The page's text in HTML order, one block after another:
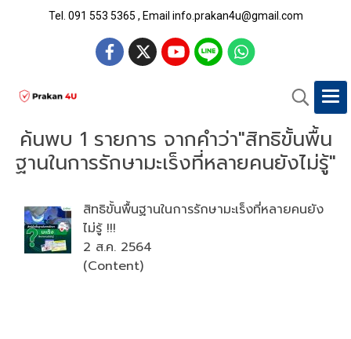
Tel. 091 553 5365 , Email info.prakan4u@gmail.com
ค้นพบ 1 รายการ จากคำว่า"สิทธิขั้นพื้น
ฐานในการรักษามะเร็งที่หลายคนยังไม่รู้"
สิทธิขั้นพื้นฐานในการรักษามะเร็งที่หลายคนยัง
ไม่รู้ !!!
2 ส.ค. 2564
(Content)